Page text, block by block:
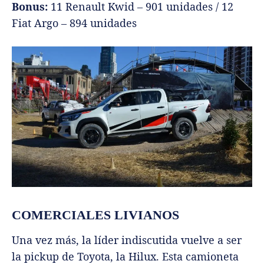
Bonus: 11 Renault Kwid – 901 unidades / 12
Fiat Argo – 894 unidades
COMERCIALES LIVIANOS
Una vez más, la líder indiscutida vuelve a ser
la pickup de Toyota, la Hilux. Esta camioneta